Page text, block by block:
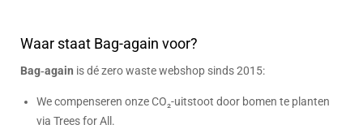
Waar staat Bag-again voor?
Bag‑again is dé zero waste webshop sinds 2015:
We compenseren onze CO₂-uitstoot door bomen te planten
via Trees for All.